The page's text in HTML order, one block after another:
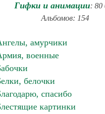
Гифки и анимации: 80
Альбомов: 154
амурчики
военные
белочки
спасибо
картинки